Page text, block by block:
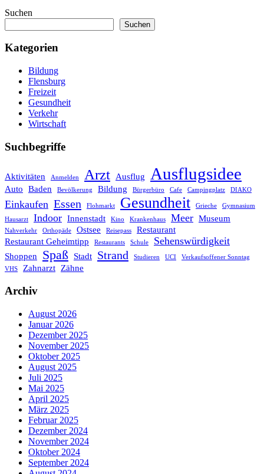
Suchen
Suchen
Kategorien
Bildung
Flensburg
Freizeit
Gesundheit
Verkehr
Wirtschaft
Suchbegriffe
Aktivitäten Anmelden Arzt Ausflug Ausflugsidee
Auto Baden Bevölkerung Bildung Bürgerbüro Cafe Campingplatz DIAKO
Einkaufen Essen Flohmarkt Gesundheit Grieche Gymnasium
Hausarzt Indoor Innenstadt Kino Krankenhaus Meer Museum
Nahverkehr Orthopäde Ostsee Reisepass
Restaurant
Restaurant Geheimtipp
Restaurants Schule Sehenswürdigkeit
Shoppen Spaß Stadt Strand Studieren UCI
Verkaufsoffener Sonntag
VHS
Zahnarzt Zähne
Archiv
August 2026
Januar 2026
Dezember 2025
November 2025
Oktober 2025
August 2025
Juli 2025
Mai 2025
April 2025
März 2025
Februar 2025
Dezember 2024
November 2024
Oktober 2024
September 2024